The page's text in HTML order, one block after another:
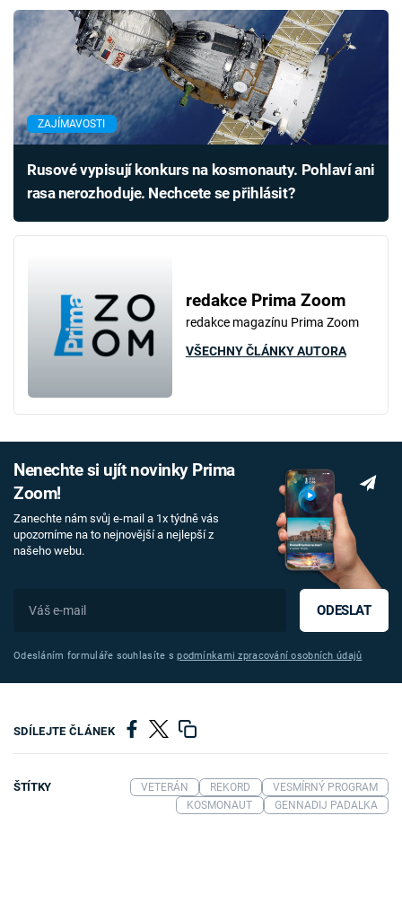
ZAJÍMAVOSTI
Rusové vypisují konkurs na kosmonauty. Pohlaví ani
rasa nerozhoduje. Nechcete se přihlásit?
redakce Prima Zoom
redakce magazínu Prima Zoom
VŠECHNY ČLÁNKY AUTORA
Nenechte si ujít novinky Prima
Zoom!
Zanechte nám svůj e-mail a 1x týdně vás
upozorníme na to nejnovější a nejlepší z
našeho webu.
ODESLAT
Odesláním formuláře souhlasíte spodmínkami zpracování osobních údajů
SDÍLEJTE ČLÁNEK
ŠTÍTKY VETERÁN REKORD
VESMÍRNÝ PROGRAM
KOSMONAUT
GENNADIJ PADALKA